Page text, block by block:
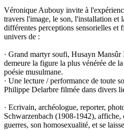
Véronique Aubouy invite à
travers l'image, le son, l'installation et
différentes perceptions sensorielles et
univers de :
· Grand martyr soufi, Husayn
demeure la figure la plus vénérée de
poésie musulmane.
· Une lecture / performance de toute
Philippe Delarbre filmée dans divers
· Ecrivain, archéologue, reporter,
Schwarzenbach (1908-1942),
guerres, son homosexualité, et se